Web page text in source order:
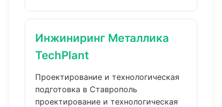
Инжиниринг Металлика
TechPlant
Проектирование и технологическая
подготовка в Ставрополь
проектирование и технологическая